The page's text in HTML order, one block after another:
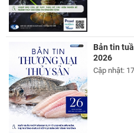
Bản tin
2026
Cập nhật: